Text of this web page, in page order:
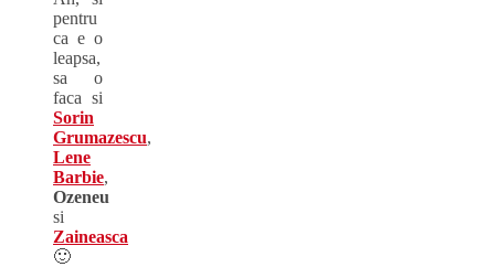
pentru
ca e o
leapsa,
sa o
faca si
Sorin
Grumazescu,
Lene
Barbie,
Ozeneu
si
Zaineasca
🙂